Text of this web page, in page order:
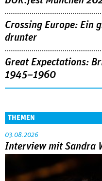
Crossing Europe: Ein
drunter
Great Expectations:
1945–1960
THEMEN
03.08.2026
Interview mit Sandra